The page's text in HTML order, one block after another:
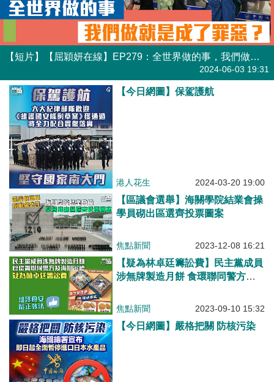
【短片】【屈穎妍在線】EP279：全世界做的事，我們做就是成了罪惡？
2024-06-03 19:31
【今日網圖】保駕護航
港人花生 2024-03-20 19:00
【區議會選舉】海關學院結業會操
學員砌出區選齊投票圖案
焦點新聞 2023-12-08 16:21
【疑為林卓廷籌訟費】民主黨成員
涉無牌製造月餅 食環聯同警方及
焦點新聞 2023-09-10 15:32
【今日網圖】嚴格把關 防核污染